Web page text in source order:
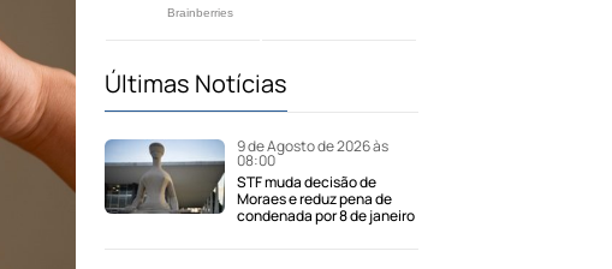
Últimas Notícias
9 de Agosto de 2026 às
08:00
STF muda decisão de
Moraes e reduz pena de
condenada por 8 de janeiro